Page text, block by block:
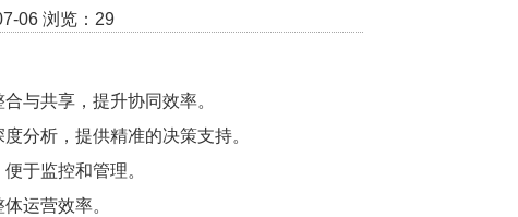
06 浏览：29
与共享，提升协同效率。
分析，提供精准的决策支持。
于监控和管理。
运营效率。